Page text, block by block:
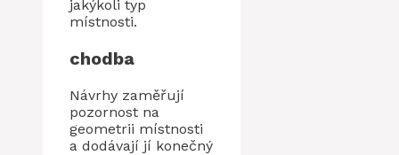
jakýkoli typ
místnosti.
chodba
Návrhy zaměřují
pozornost na
geometrii místnosti
a dodávají jí konečný